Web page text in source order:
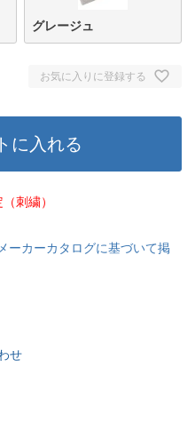
グレージュ
お気に入りに登録する
に入れる
刺繍）
ーカーカタログに基づいて掲
せ